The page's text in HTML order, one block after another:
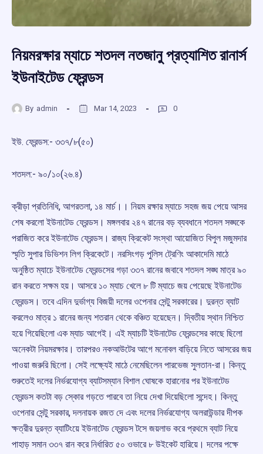
নিয়মরক্ষার ম্যাচে শতদল নতজানু প্রত্যাশিত রানার্স
ইউনাইটেড ফ্রেন্ডস
By admin Mar 14, 2023 0
ইউ. ফ্রেন্ডস:-‌ ৩৩৭/‌৮(৫০)
শতদল:-‌ ৯০/১০(২৬.৪)
ক্রীড়া প্রতিনিধি, আগরতলা, ১৪ মার্চ।। নিয়ম রক্ষার ম্যাচে সহজ জয় পেয়ে আসর
শেষ করলো ইউনাটেড ফ্রেন্ডস। মঙ্গলবার ২৪৭ রানের বড় ব্যবধানে শতদল সঙ্ঘকে
পরাজিত করে ইউনাটেড ফ্রেন্ডস। রাজ্য ক্রিকেট সংস্থা আয়োজিত বিপুল মজুমদার
স্মৃতি সুপার ডিভিশন লিগ ক্রিকেটে। নরসিংগড় পুলিস ট্রেণিং আকাদেমি মাঠে
অনুষ্ঠিত ম্যাচে ইউনাটেড ফ্রেন্ডসের গড়া ৩৩৭ রানের জবাবে শতদল সঙ্ঘ মাত্র ৯০
রান করতে সক্ষম হয়। আসরে ১০ ম্যাচ খেলে ৮ টি ম্যাচে জয় পেয়েছে ইউনাটেড
ফ্রেন্ডস। তবে এদিন দুর্ভাগ্য বিজয়ী দলের ওপেনার সেন্টু সরকারের। দুরন্ত ব্যাট
করলেও মাত্র ১ রানের জন্য শতরান থেকে বঞ্চিত হয়েছেন। দ্বিতীয় স্থান নিশ্চিত
হয়ে গিয়েছিলো এক ম্যাচ আগেই। এই ম্যাচটি ইউনাটেড ফ্রেন্ডসের কাছে ছিলো
অনেকটা নিয়মরক্ষার। তারপরও নকআউটের আগে মনোবল বাড়িয়ে নিতে আসরের জয়
পাওয়া জরুরি ছিলো। সেই লক্ষ্যেই মাঠে নেমেছিলেন পারভেজ সুলতান-‌রা। কিন্তু
শুরুতেই দলের নির্ভরযোগ্য ব্যাটসম্যান বিশাল ঘোষকে হারানোর পর ‌ইউনাটেড
ফ্রেন্ডস কতটা বড় স্কোর গড়তে পারবে তা নিয়ে দেখা দিয়েছিলো সন্দেহ। কিন্তু
ওপেনার সেন্টু সরকার, দলনায়ক রজত দে এবং দলের নির্ভরযোগ্য অলরাউন্ডার দীপক
ক্ষত্রীর দুরন্ত ব্যাটিংয়ে ‌ইউনাটেড ফ্রেন্ডস টসে জয়লাভ করে প্রথমে ব্যাট নিয়ে
পাহাড় সমান ৩৩৭ রান করে নির্ধারিত ৫০ ওভারে ৮ উইকেট হারিয়ে। দলের পক্ষে